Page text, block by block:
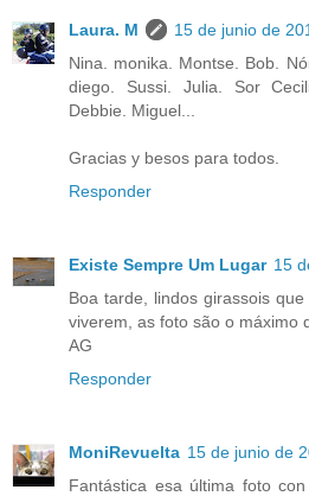
Laura. M
15 de junio de
Nina. monika. Montse. Bob.
diego. Sussi. Julia. Sor
Debbie. Miguel...
Gracias y besos para todos.
Responder
Existe Sempre Um Lugar 15
Boa tarde, lindos girassois
viverem, as foto são o máximo
AG
Responder
MoniRevuelta 15 de junio de
Fantástica esa última foto